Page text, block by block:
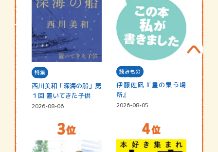
特集
西川美和「深海の船」第
１回 置いてきた子供
2026-08-06
読みもの
伊藤佐凪『星の集う場
所』
2026-08-05